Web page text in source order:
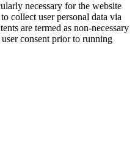
necessary for the website
collect user personal data via
are termed as non-necessary
consent prior to running